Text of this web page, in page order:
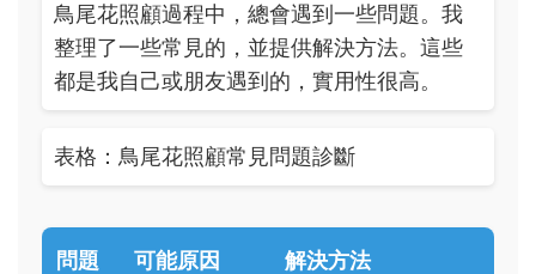
鳥尾花照顧過程中，總會遇到一些問題。我
整理了一些常見的，並提供解決方法。這些
都是我自己或朋友遇到的，實用性很高。
表格：鳥尾花照顧常見問題診斷
問題 可能原因 解決方法